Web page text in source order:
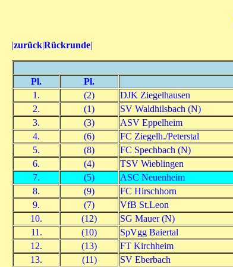
|zurück|Rückrunde|
Pl.
Pl.
1.
(2) DJK Ziegelhausen
2.
(1) SV Waldhilsbach (N)
3.
(3) ASV Eppelheim
4.
(6) FC Ziegelh./Peterstal
5.
(8) FC Spechbach (N)
6.
(4) TSV Wieblingen
7.
(5) ASC Neuenheim
8.
(9) FC Hirschhorn
9.
(7) VfB St.Leon
10.
(12) SG Mauer (N)
11.
(10) SpVgg Baiertal
12.
(13) FT Kirchheim
13.
(11) SV Eberbach